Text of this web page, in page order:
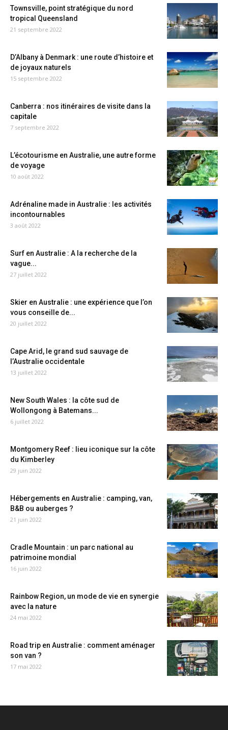
Townsville, point stratégique du nord
tropical Queensland
21 septembre 2022
D’Albany à Denmark : une route d’histoire et
de joyaux naturels
15 septembre 2022
Canberra : nos itinéraires de visite dans la
capitale
7 septembre 2022
L’écotourisme en Australie, une autre forme
de voyage
10 août 2022
Adrénaline made in Australie : les activités
incontournables
3 août 2022
Surf en Australie : A la recherche de la
vague...
27 juillet 2022
Skier en Australie : une expérience que l’on
vous conseille de...
20 juillet 2022
Cape Arid, le grand sud sauvage de
l’Australie occidentale
13 juillet 2022
New South Wales : la côte sud de
Wollongong à Batemans...
6 juillet 2022
Montgomery Reef : lieu iconique sur la côte
du Kimberley
29 juin 2022
Hébergements en Australie : camping, van,
B&B ou auberges ?
21 juin 2022
Cradle Mountain : un parc national au
patrimoine mondial
16 juin 2022
Rainbow Region, un mode de vie en synergie
avec la nature
24 mai 2022
Road trip en Australie : comment aménager
son van ?
17 mai 2022